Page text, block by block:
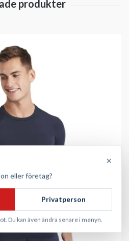
×
eller företag?
Privatperson
Du kan även ändra senare i menyn.